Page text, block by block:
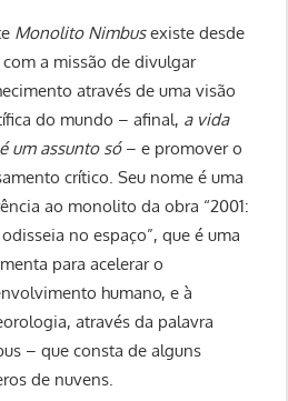
Monolito Nimbusexiste desde
com a missão de divulgar
através de uma visão
do mundo – afinal, a vida
um assunto só– e promover o
crítico. Seu nome é uma
ao monolito da obra “2001:
no espaço”, que é uma
para acelerar o
humano, e à
através da palavra
– que consta de alguns
de nuvens.